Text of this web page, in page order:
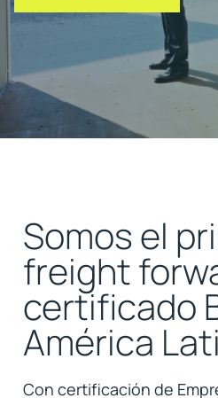
Somos el
freight
certificado
América
Con certificación de